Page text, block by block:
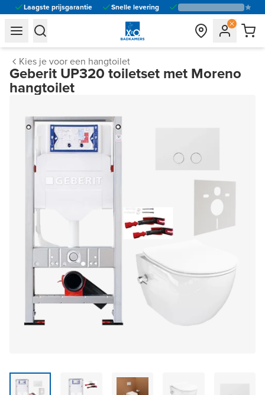
Laagste prijsgarantie Snelle levering
general.navigation.toggle_menu.label
general.navigation.toggle_menu.label
Kies je voor een hangtoilet
Geberit UP320 toiletset met Moreno
hangtoilet